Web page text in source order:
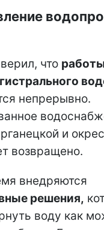
что
непрерывно.
и
возвращено.
внедряются
решения,
воду как